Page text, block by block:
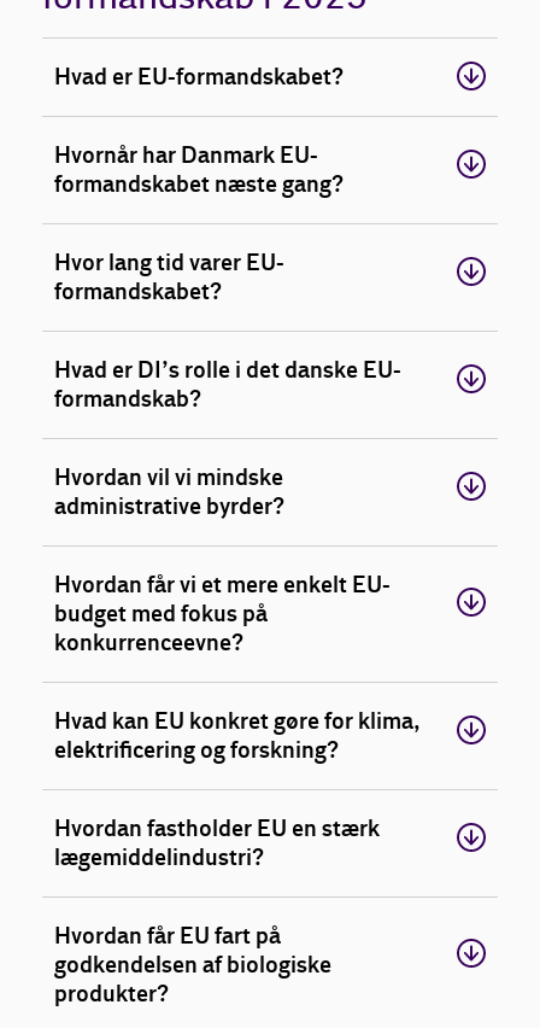
Hvad er EU-formandskabet?
Hvornår har Danmark EU-
formandskabet næste gang?
Hvor lang tid varer EU-
formandskabet?
Hvad er DI’s rolle i det danske EU-
formandskab?
Hvordan vil vi mindske
administrative byrder?
Hvordan får vi et mere enkelt EU-
budget med fokus på
konkurrenceevne?
Hvad kan EU konkret gøre for klima,
elektrificering og forskning?
Hvordan fastholder EU en stærk
lægemiddelindustri?
Hvordan får EU fart på
godkendelsen af biologiske
produkter?